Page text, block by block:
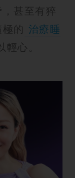
甚至有猝
的 治療睡
心。